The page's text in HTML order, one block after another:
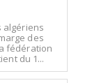
algériens
des
fédération
du 1...